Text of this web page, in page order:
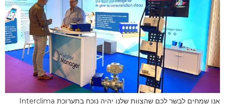
אנו שמחים לבשר לכם שהצוות שלנו יהיה נוכח בתערוכת Interclima